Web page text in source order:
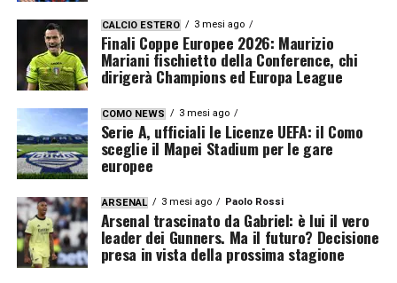
CALCIO ESTERO 3 mesi ago
Finali Coppe Europee 2026: Maurizio
Mariani fischietto della Conference, chi
dirigerà Champions ed Europa League
COMO NEWS 3 mesi ago
Serie A, ufficiali le Licenze UEFA: il Como
sceglie il Mapei Stadium per le gare
europee
ARSENAL 3 mesi ago Paolo Rossi
Arsenal trascinato da Gabriel: è lui il vero
leader dei Gunners. Ma il futuro? Decisione
presa in vista della prossima stagione